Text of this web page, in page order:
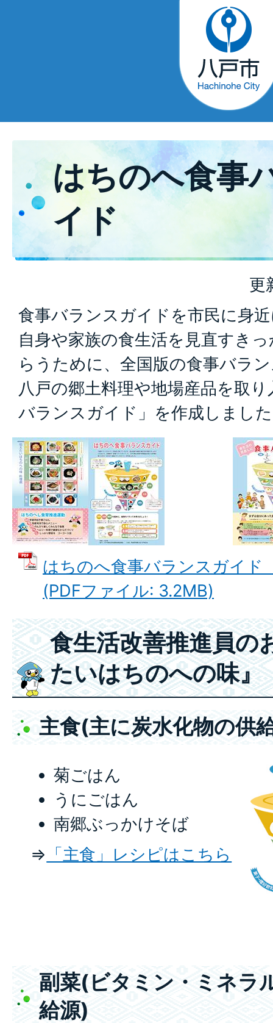
はちのへ食事
イド
更
食事バランスガイドを市民に身
自身や家族の食生活を見直すき
らうために、全国版の食事バラ
八戸の郷土料理や地場産品を取
バランスガイド」を作成しまし
はちのへ食事バランスガイド
(PDFファイル: 3.2MB)
食生活改善推進員の
たいはちのへの味』
主食(主に炭水化物の供
菊ごはん
うにごはん
南郷ぶっかけそば
⇒ 「主食」レシピはこちら
副菜(ビタミン・ミネラ
給源)